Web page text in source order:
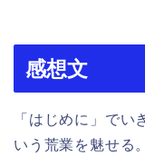
感想文
「はじめに」でい
いう荒業を魅せる。